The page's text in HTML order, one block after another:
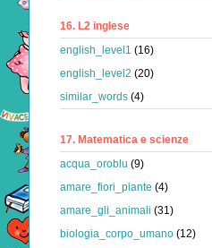
16. L2 inglese
english_level1 (16)
english_level2 (20)
similar_words (4)
17. Matematica e scienze
acqua_oroblu (9)
amare_fiori_piante (4)
amare_gli_animali (31)
biologia_corpo_umano (12)